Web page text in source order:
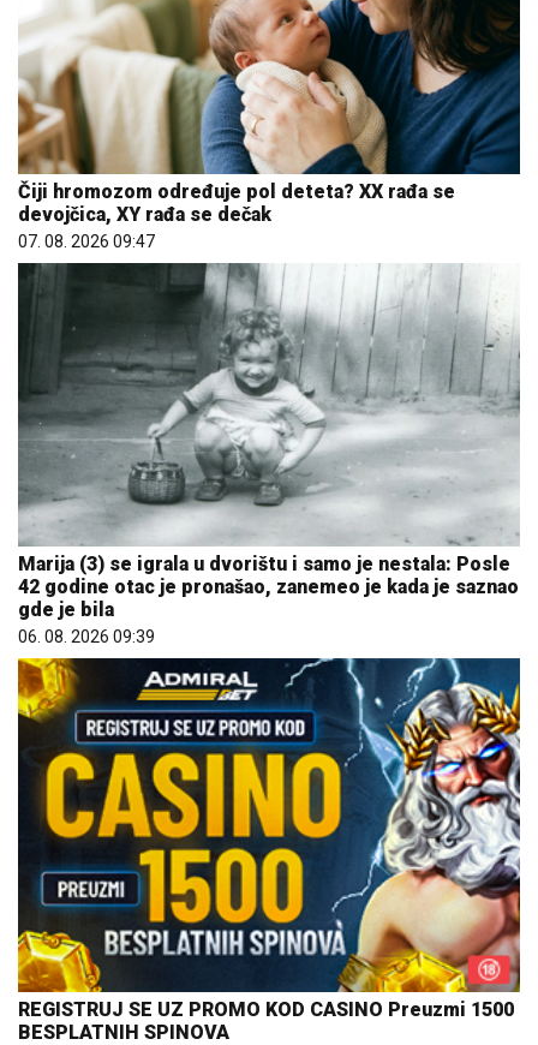
Čiji hromozom određuje pol deteta? XX rađa se
devojčica, XY rađa se dečak
07. 08. 2026 09:47
Marija (3) se igrala u dvorištu i samo je nestala: Posle
42 godine otac je pronašao, zanemeo je kada je saznao
gde je bila
06. 08. 2026 09:39
REGISTRUJ SE UZ PROMO KOD CASINO Preuzmi 1500
BESPLATNIH SPINOVA